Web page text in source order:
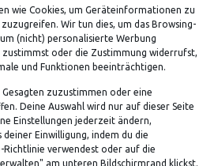
wie Cookies, um Geräteinformationen zu
Wir tun dies, um das Browsing-
(nicht) personalisierte Werbung
zustimmst oder die Zustimmung widerrufst,
und Funktionen beeinträchtigen.
zuzustimmen oder eine
Deine Auswahl wird nur auf dieser Seite
Einstellungen jederzeit ändern,
Einwilligung, indem du die
Richtlinie verwendest oder auf die
am unteren Bildschirmrand klickst.